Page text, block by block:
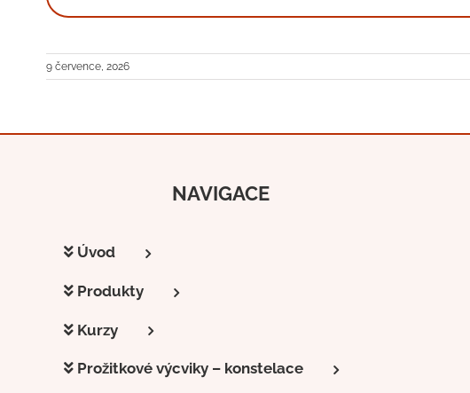
9 července, 2026
NAVIGACE
Úvod
Produkty
Kurzy
Prožitkové výcviky – konstelace